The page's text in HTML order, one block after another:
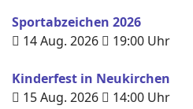
Sportabzeichen 2026
14 Aug. 2026
19:00 Uhr
Kinderfest in Neukirchen
15 Aug. 2026
14:00 Uhr